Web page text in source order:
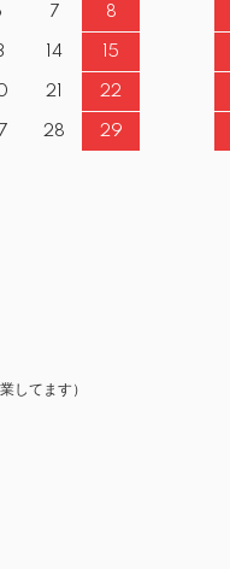
7 8
14 15
21 22
28 29
してます）